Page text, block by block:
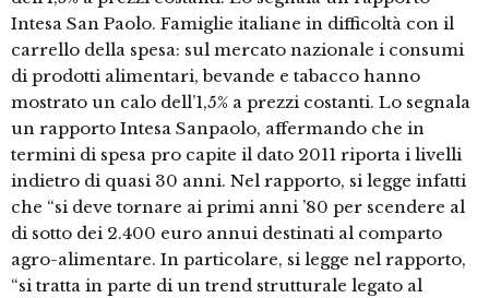
Intesa San Paolo. Famiglie italiane in difficoltà con il
carrello della spesa: sul mercato nazionale i consumi
di prodotti alimentari, bevande e tabacco hanno
mostrato un calo dell’1,5% a prezzi costanti. Lo segnala
un rapporto Intesa Sanpaolo, affermando che in
termini di spesa pro capite il dato 2011 riporta i livelli
indietro di quasi 30 anni. Nel rapporto, si legge infatti
che “si deve tornare ai primi anni ’80 per scendere al
di sotto dei 2.400 euro annui destinati al comparto
agro-alimentare. In particolare, si legge nel rapporto,
“si tratta in parte di un trend strutturale legato al